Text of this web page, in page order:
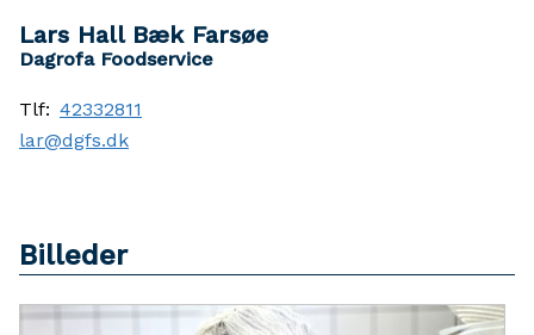
Lars Hall Bæk Farsøe
Dagrofa Foodservice
Tlf: 42332811
lar@dgfs.dk
Billeder